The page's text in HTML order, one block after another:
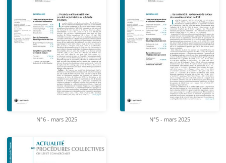
N°6 - mars 2025 N°5 - mars 2025